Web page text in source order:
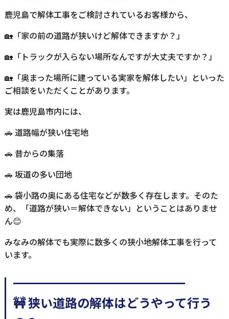
鹿児島で解体工事をご検討されているお客様から、
🏡「家の前の道路が狭いけど解体できますか？」
🏡「トラックが入らない場所なんですが大丈夫ですか？」
🏡「奥まった場所に建っている実家を解体したい」といった
ご相談をいただくことがあります。
実は鹿児島市内には、
🚗 道路幅が狭い住宅地
🚗 昔からの集落
🚗 坂道の多い団地
🚗 袋小路の奥にある住宅などが数多く存在します。そのた
め、「道路が狭い＝解体できない」ということはありませ
ん😊
みなみの解体でも実際に数多くの狭小地解体工事を行って
います。
━━━━━━━━━━━━━━
🚧 狭い道路の解体はどうやって行う